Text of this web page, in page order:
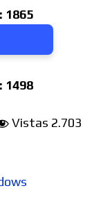
1865
1498
Vistas 2.703